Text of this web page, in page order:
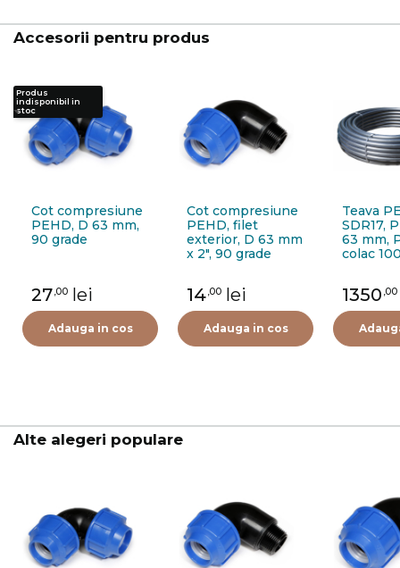
Accesorii pentru produs
Cot compresiune
PEHD, D 63 mm,
90 grade
27,00 lei
Adauga in cos
Cot compresiune
PEHD, filet
exterior, D 63 mm
x 2", 90 grade
14,00 lei
Adauga in cos
Teava
SDR17,
63 mm,
colac
1350 ,00
Produs
indisponibil in
stoc
Alte alegeri populare